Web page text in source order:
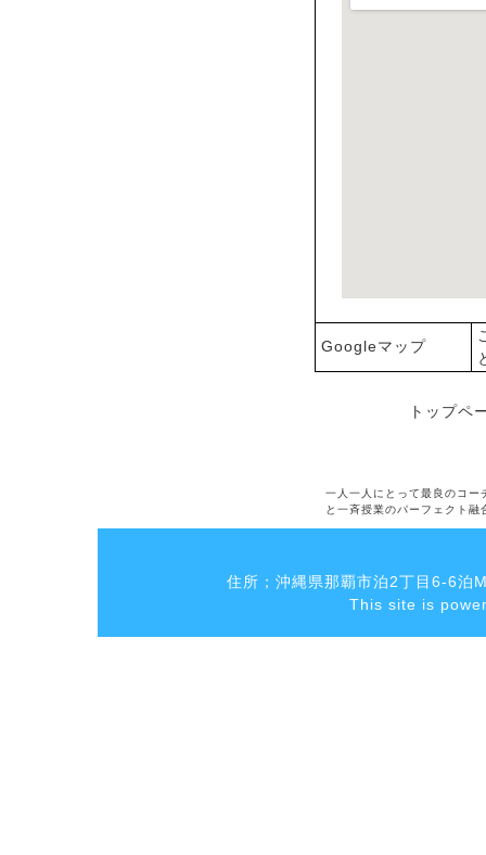
Googleマップ
トップペ
一人一人にとって最良のコー
と一斉授業のパーフェクト
住所；沖縄県那覇市泊2丁目6-6
This site is